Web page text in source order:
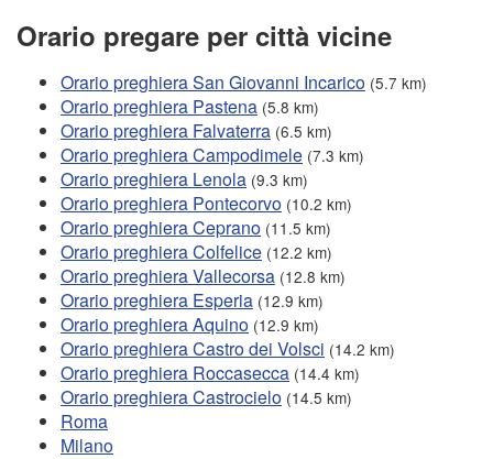
Orario pregare per città vicine
Orario preghiera San Giovanni Incarico (5.7 km)
Orario preghiera Pastena (5.8 km)
Orario preghiera Falvaterra (6.5 km)
Orario preghiera Campodimele (7.3 km)
Orario preghiera Lenola (9.3 km)
Orario preghiera Pontecorvo (10.2 km)
Orario preghiera Ceprano (11.5 km)
Orario preghiera Colfelice (12.2 km)
Orario preghiera Vallecorsa (12.8 km)
Orario preghiera Esperia (12.9 km)
Orario preghiera Aquino (12.9 km)
Orario preghiera Castro dei Volsci (14.2 km)
Orario preghiera Roccasecca (14.4 km)
Orario preghiera Castrocielo (14.5 km)
Roma
Milano